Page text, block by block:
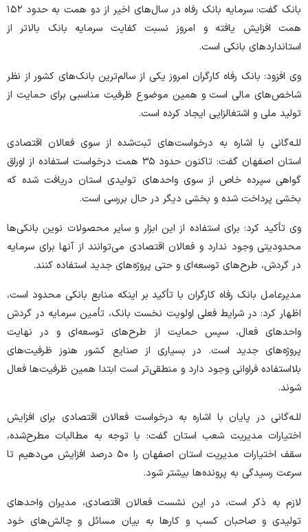
بانک گفت: سرمایه بانک رفاه در سال‌های اخیر از دو همت به حدود ۱۵۲
همت افزایش یافته و امروز نسبت کفایت سرمایه بانک بالاتر از
استاندارد‌های بانکی است.
وی افزود: بانک رفاه کارگران امروز یکی از سالم‌ترین بانک‌های کشور از نظر
شاخص‌های مالی است و همین موضوع ظرفیت مناسبی برای حمایت از
تولید ملی و اشتغالزایی ایجاد کرده است.
للـه‌گانی با اشاره به درخواست‌های ثبت‌شده از سوی فعالان اقتصادی
استان اصفهان گفت: تاکنون حدود ۳۵ همت درخواست استفاده از اوراق
گواهی سپرده خاص از سوی واحد‌های تولیدی استان دریافت شده که
بخشی پرداخت شده و بخشی دیگر در حال بررسی است.
وی تأکید کرد: برای استفاده از این ابزار و سایر محصولات نوین بانکی‌ها
محدودیتی وجود ندارد و فعالان اقتصادی می‌توانند از آنها برای سرمایه
در گردش، طرح‌های توسعه‌ای و حتی پروژه‌های جدید استفاده کنند.
مدیرعامل بانک رفاه کارگران با تأکید بر اینکه منابع بانکی محدود است،
اظهار کرد: در شرایط فعلی اولویت نخست بانک، تأمین سرمایه در گردش
واحد‌های فعال، سپس حمایت از طرح‌های توسعه‌ای و در نهایت
پروژه‌های جدید است. در بسیاری از صنایع کشور هنوز ظرفیت‌های
بلااستفاده فراوانی وجود دارد و منطقی‌تر است ابتدا همین ظرفیت‌ها فعال
شوند.
للـه‌گانی در پایان با اشاره به درخواست فعالان اقتصادی برای افزایش
اختیارات مدیریت شعب استان گفت: با توجه به مطالبات مطرح‌شده،
سقف اختیارات مدیریت استان اصفهان را ۵۰ درصد افزایش می‌دهیم تا
سرعت رسیدگی به پرونده‌ها بیشتر شود.
لازم به ذکر است، در این نشست فعالان اقتصادی، مدیران واحد‌های
تولیدی و صاحبان کسب و کار‌ها به بیان مسائل و چالش‌های خود